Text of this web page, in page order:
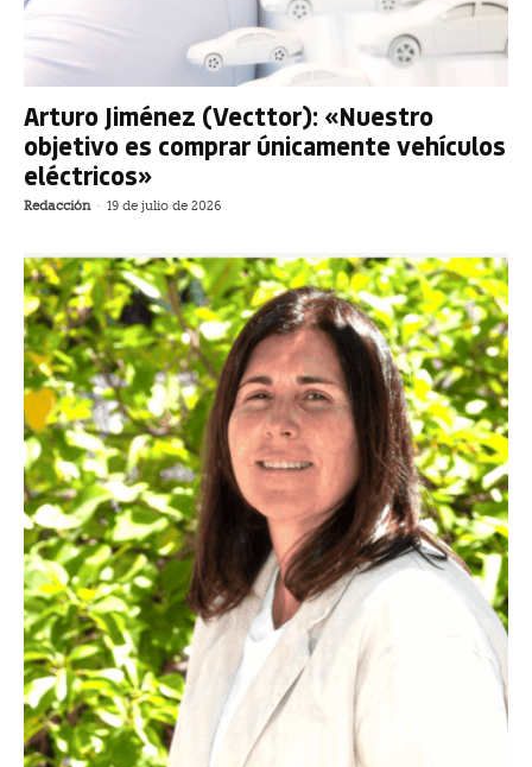
Arturo Jiménez (Vecttor): «Nuestro
objetivo es comprar únicamente vehículos
eléctricos»
Redacción - 19 de julio de 2026